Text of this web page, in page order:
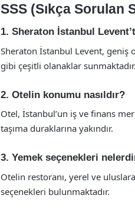
SSS (Sıkça Sorulan
1. Sheraton İstanbul
Sheraton İstanbul Levent, geniş
gibi çeşitli olanaklar sunmaktadır.
2. Otelin konumu nasıldır?
Otel, İstanbul’un iş ve finans
taşıma duraklarına yakındır.
3. Yemek seçenekleri
Otelin restoranı, yerel ve
seçenekleri bulunmaktadır.